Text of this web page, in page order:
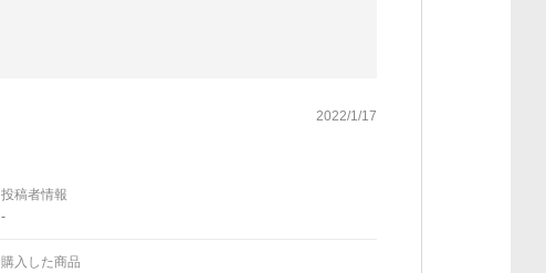
2022/1/17
投稿者情報
-
購入した商品